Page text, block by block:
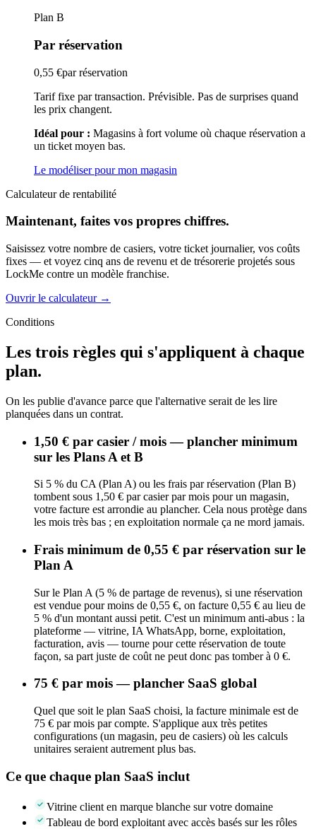
Plan B
Par réservation
0,55 €par réservation
Tarif fixe par transaction. Prévisible. Pas de surprises quand
les prix changent.
Idéal pour : Magasins à fort volume où chaque réservation a
un ticket moyen bas.
Le modéliser pour mon magasin
Calculateur de rentabilité
Maintenant, faites vos propres chiffres.
Saisissez votre nombre de casiers, votre ticket journalier, vos coûts
fixes — et voyez cinq ans de revenu et de trésorerie projetés sous
LockMe contre un modèle franchise.
Ouvrir le calculateur→
Conditions
Les trois règles qui s'appliquent à chaque
plan.
On les publie d'avance parce que l'alternative serait de les lire
planquées dans un contrat.
1,50 € par casier / mois — plancher minimum
sur les Plans A et B
Si 5 % du CA (Plan A) ou les frais par réservation (Plan B)
tombent sous 1,50 € par casier par mois pour un magasin,
votre facture est arrondie au plancher. Cela nous protège dans
les mois très bas ; en exploitation normale ça ne mord jamais.
Frais minimum de 0,55 € par réservation sur le
Plan A
Sur le Plan A (5 % de partage de revenus), si une réservation
est vendue pour moins de 0,55 €, on facture 0,55 € au lieu de
5 % d'un montant aussi petit. C'est un minimum anti-abus : la
plateforme — vitrine, IA WhatsApp, borne, exploitation,
facturation, avis — tourne pour cette réservation de toute
façon, sa part juste de coût ne peut donc pas tomber à 0 €.
75 € par mois — plancher SaaS global
Quel que soit le plan SaaS choisi, la facture minimale est de
75 € par mois par compte. S'applique aux très petites
configurations (un magasin, peu de casiers) où les calculs
unitaires seraient autrement plus bas.
Ce que chaque plan SaaS inclut
Vitrine client en marque blanche sur votre domaine
Tableau de bord exploitant avec accès basés sur les rôles